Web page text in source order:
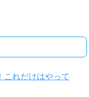
これだけはやって